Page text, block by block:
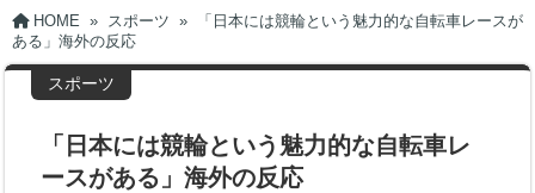
HOME » スポーツ »
「日本には競輪という魅力的な自転車レースが
ある」海外の反応
スポーツ
「日本には競輪という魅力的な自転車レ
ースがある」海外の反応